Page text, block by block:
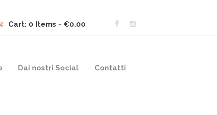
Cart: 0 Items - €0.00
Dai nostri Social Contatti